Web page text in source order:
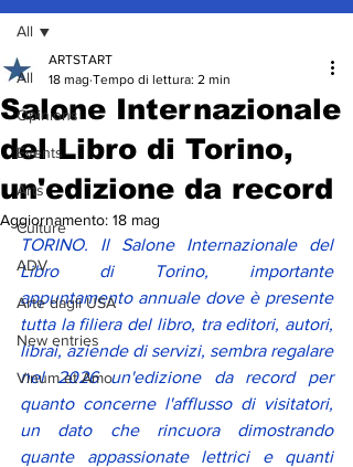
All
Opinions
Events
Arts
Culture
ADV
Arte dagli USA
New entries
Vinum et Amo
All
Salone Internazionale
del Libro di Torino,
un'edizione da record
ARTSTART
18 mag Tempo di lettura: 2 min
Aggiornamento: 18 mag
TORINO. Il Salone Internazionale del
Libro di Torino, importante
appuntamento annuale dove è presente
tutta la filiera del libro, tra editori, autori,
librai, aziende di servizi, sembra regalare
nel 2026 un'edizione da record per
quanto concerne l'afflusso di visitatori,
un dato che rincuora dimostrando
quante appassionate lettrici e quanti